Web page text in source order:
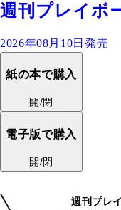
週刊プレイボ
2026年08月10日発売
紙の本で購入
開/閉
電子版で購入
開/閉
週刊プレ